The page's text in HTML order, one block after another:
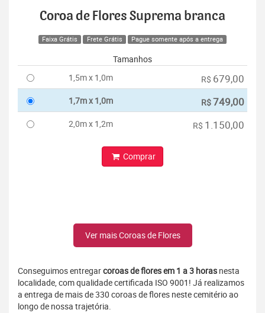
Coroa de Flores Suprema branca
Faixa Grátis Frete Grátis Pague somente após a entrega
Tamanhos
1,5m x 1,0m
R$ 679,00
1,7m x 1,0m R$749,00
2,0m x 1,2m R$ 1.150,00
Comprar
Ver mais Coroas de Flores
Conseguimos entregarcoroas de flores em 1 a 3 horas nesta
localidade, com qualidade certificada ISO 9001! Já realizamos
a entrega de mais de 330 coroas de flores neste cemitério ao
longo de nossa trajetória.